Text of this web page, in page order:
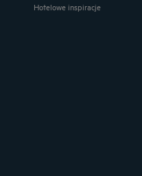
Hotelowe inspiracje